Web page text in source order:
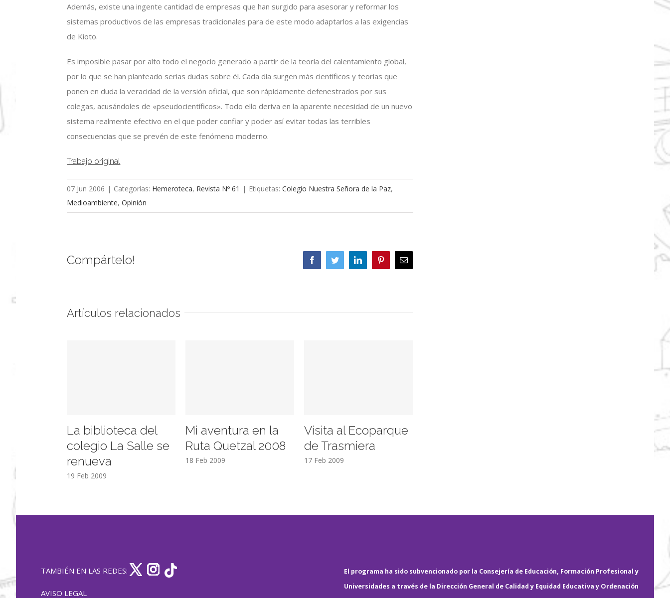
Además, existe una ingente cantidad de empresas que han surgido para asesorar y reformar los
sistemas productivos de las empresas tradicionales para de este modo adaptarlos a las exigencias
de Kioto.
Es imposible pasar por alto todo el negocio generado a partir de la teoría del calentamiento global,
por lo que se han planteado serias dudas sobre él. Cada día surgen más científicos y teorías que
ponen en duda la veracidad de la versión oficial, que son rápidamente defenestrados por sus
colegas, acusándoles de «pseudocientíficos». Todo ello deriva en la aparente necesidad de un nuevo
sistema realmente efectivo en el que poder confiar y poder así evitar todas las terribles
consecuencias que se prevén de este fenómeno moderno.
Trabajo original
07 Jun 2006 | Categorías: Hemeroteca, Revista Nº 61 | Etiquetas:Colegio Nuestra Señora de la Paz,
Medioambiente,Opinión
Compártelo! FacebookTwitterLinkedIn PinterestCorreo
electrónico
Artículos relacionados
La biblioteca del
colegio La Salle se
renueva
19 Feb 2009
Mi aventura en la
Ruta Quetzal 2008
18 Feb 2009
Visita al Ecoparque
de Trasmiera
17 Feb 2009
TAMBIÉN EN LAS REDES:
AVISO LEGAL
El programa ha sido subvencionado por la Consejería de Educación, Formación Profesional y
Universidades a través de la Dirección General de Calidad y Equidad Educativa y Ordenación